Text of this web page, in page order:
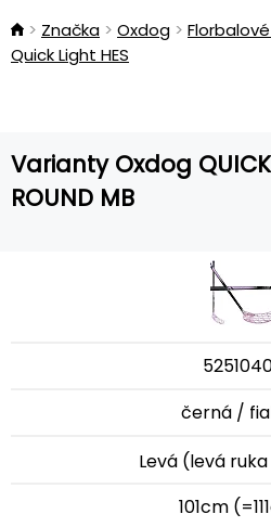
Značka Oxdog
Quick Light HES
Varianty Oxdog QUICK
ROUND MB
černá /
Levá (levá
101cm